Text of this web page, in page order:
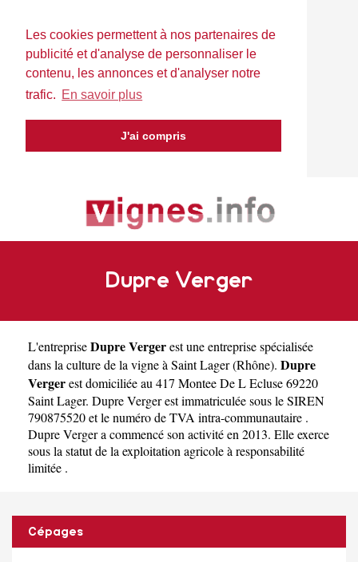
Les cookies permettent à nos partenaires de
publicité et d'analyse de personnaliser le
contenu, les annonces et d'analyser notre
trafic. En savoir plus
J'ai compris
Dupre Verger
L'entrepriseDupre Vergerest uneentreprise spécialisée
dans la culture de la vigne à Saint Lager(Rhône). Dupre
Vergerest domiciliée au 417 Montee De L Ecluse 69220
Saint Lager. Dupre Verger est immatriculée sous le SIREN
790875520 et le numéro de TVA intra-communautaire .
Dupre Verger a commencé son activité en 2013. Elle exerce
sous la statut de la exploitation agricole à responsabilité
limitée .
Cépages